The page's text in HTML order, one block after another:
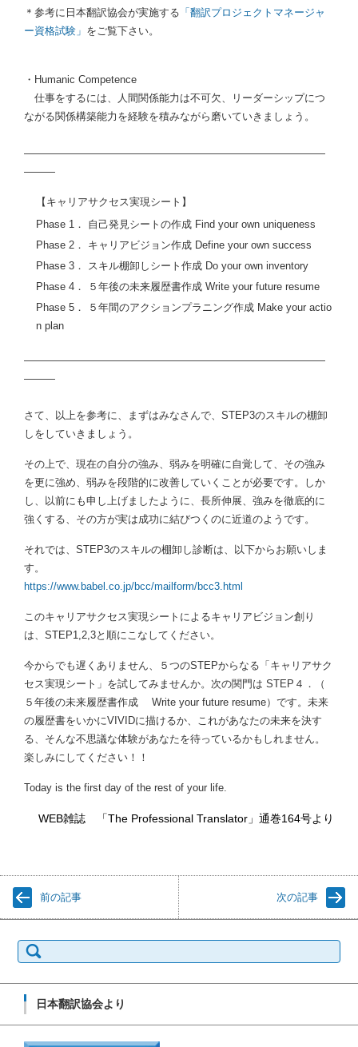
＊参考に日本翻訳協会が実施する 「翻訳プロジェクトマネージャ
ー資格試験」 をご覧下さい。
・Humanic Competence
仕事をするには、人間関係能力は不可欠、リーダーシップにつ
ながる関係構築能力を経験を積みながら磨いていきましょう。
―――――――――――――――――――――――――――――
―――
【キャリアサクセス実現シート】
Phase 1． 自己発見シートの作成 Find your own uniqueness
Phase 2． キャリアビジョン作成 Define your own success
Phase 3． スキル棚卸しシート作成 Do your own inventory
Phase 4． ５年後の未来履歴書作成 Write your future resume
Phase 5． ５年間のアクションプラニング作成 Make your actio
n plan
―――――――――――――――――――――――――――――
―――
さて、以上を参考に、まずはみなさんで、STEP3のスキルの棚卸
しをしていきましょう。
その上で、現在の自分の強み、弱みを明確に自覚して、その強み
を更に強め、弱みを段階的に改善していくことが必要です。しか
し、以前にも申し上げましたように、長所伸展、強みを徹底的に
強くする、その方が実は成功に結びつくのに近道のようです。
それでは、STEP3のスキルの棚卸し診断は、以下からお願いしま
す。
https://www.babel.co.jp/bcc/mailform/bcc3.html
このキャリアサクセス実現シートによるキャリアビジョン創り
は、STEP1,2,3と順にこなしてください。
今からでも遅くありません、５つのSTEPからなる「キャリアサク
セス実現シート」を試してみませんか。次の関門は STEP４．（
５年後の未来履歴書作成 Write your future resume）です。未来
の履歴書をいかにVIVIDに描けるか、これがあなたの未来を決す
る、そんな不思議な体験があなたを待っているかもしれません。
楽しみにしてください！！
Today is the first day of the rest of your life.
WEB雑誌 「The Professional Translator」通巻164号より
前の記事 次の記事
索:
日本翻訳協会より